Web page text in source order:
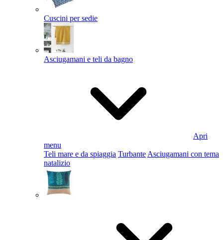
Cuscini per sedie
Asciugamani e teli da bagno
Apri
menu
Teli mare e da spiaggia Turbante Asciugamani con tema
natalizio